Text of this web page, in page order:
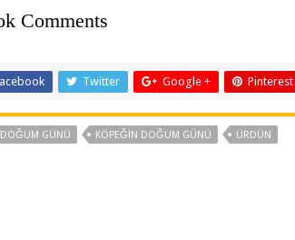
Comments
Twitter Google + Pinterest
GÜNÜ KÖPEĞIN DOĞUM GÜNÜ ÜRDÜN